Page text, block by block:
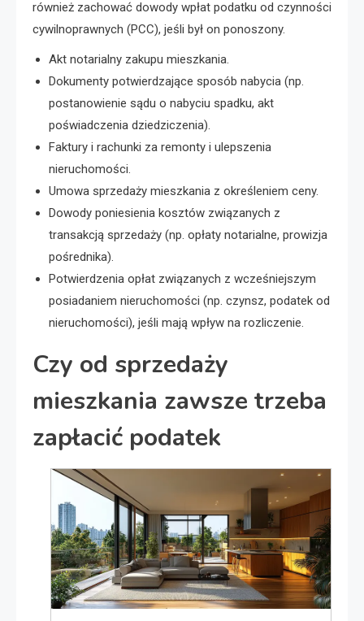
również zachować dowody wpłat podatku od czynności
cywilnoprawnych (PCC), jeśli był on ponoszony.
Akt notarialny zakupu mieszkania.
Dokumenty potwierdzające sposób nabycia (np.
postanowienie sądu o nabyciu spadku, akt
poświadczenia dziedziczenia).
Faktury i rachunki za remonty i ulepszenia
nieruchomości.
Umowa sprzedaży mieszkania z określeniem ceny.
Dowody poniesienia kosztów związanych z
transakcją sprzedaży (np. opłaty notarialne, prowizja
pośrednika).
Potwierdzenia opłat związanych z wcześniejszym
posiadaniem nieruchomości (np. czynsz, podatek od
nieruchomości), jeśli mają wpływ na rozliczenie.
Czy od sprzedaży
mieszkania zawsze trzeba
zapłacić podatek